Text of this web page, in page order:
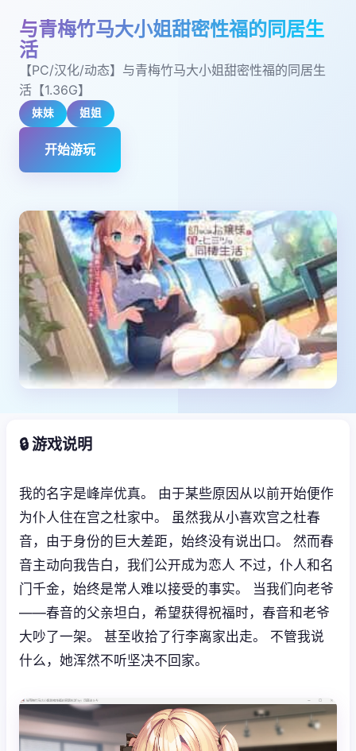
与青梅竹马大小姐甜密性福的同居生
活
【PC/汉化/动态】与青梅竹马大小姐甜密性福的同居生
活【1.36G】
妹妹 姐姐
开始游玩
🔒 游戏说明
我的名字是峰岸优真。 由于某些原因从以前开始便作
为仆人住在宫之杜家中。 虽然我从小喜欢宫之杜春
音，由于身份的巨大差距，始终没有说出口。 然而春
音主动向我告白，我们公开成为恋人 不过，仆人和名
门千金，始终是常人难以接受的事实。 当我们向老爷
——春音的父亲坦白，希望获得祝福时，春音和老爷
大吵了一架。 甚至收拾了行李离家出走。 不管我说
什么，她浑然不听坚决不回家。